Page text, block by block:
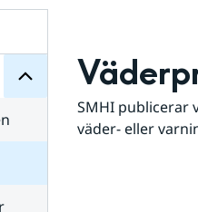
för
SMHI publicerar
väder- eller